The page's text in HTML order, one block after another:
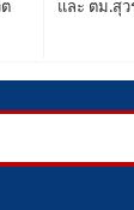
และ ตม.สุ